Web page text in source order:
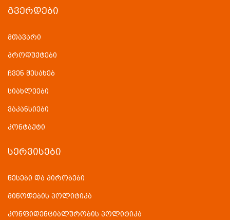
ᲒᲕᲔᲠᲓᲔᲑᲘ
მთავარი
პროდუქტები
ჩვენ შესახებ
სიახლეები
ვაკანსიები
კონტაქტი
ᲡᲔᲠᲕᲘᲡᲔᲑᲘ
წესები და პირობები
მიწოდების პოლიტიკა
კონფიდენციალურობის პოლიტიკა